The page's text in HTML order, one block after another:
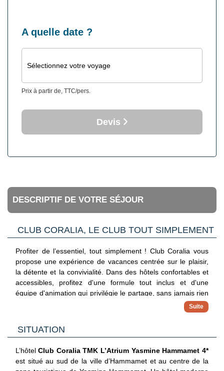
A quelle date ?
Sélectionnez votre voyage
Prix à partir de, TTC/pers.
Devis
DESCRIPTIF DE VOTRE SÉJOUR
CLUB CORALIA, LE CLUB TOUT SIMPLEMENT
Profiter de l’essentiel, tout simplement ! Club Coralia vous
propose une expérience de vacances centrée sur le plaisir,
la détente et la convivialité. Dans des hôtels confortables et
accessibles, profitez d'une formule tout inclus et d'une
équipe d'animation qui privilégie le partage, sans jamais rien
imposer. Avec ce concept, vous vivez vos vacances à votre
Séjournez dans des adresses sélectionnées pour leur
confort, leur situation et leur bon rapport qualité/prix
✓ Formule tout inclus
Maîtrisez votre budget avec une offre complète incluant vols,
SITUATION
L’hôtel Club Coralia TMK L’Atrium Yasmine Hammamet 4*
est situé au sud de la ville d’Hammamet et au centre de la